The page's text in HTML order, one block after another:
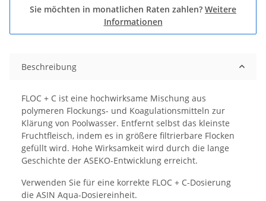
Sie möchten in monatlichen Raten zahlen? Weitere
Informationen
Beschreibung
FLOC + C ist eine hochwirksame Mischung aus
polymeren Flockungs- und Koagulationsmitteln zur
Klärung von Poolwasser. Entfernt selbst das kleinste
Fruchtfleisch, indem es in größere filtrierbare Flocken
gefüllt wird. Hohe Wirksamkeit wird durch die lange
Geschichte der ASEKO-Entwicklung erreicht.
Verwenden Sie für eine korrekte FLOC + C-Dosierung
die ASIN Aqua-Dosiereinheit.